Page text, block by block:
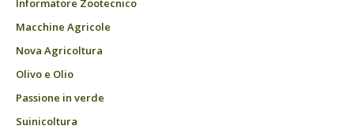
Informatore Zootecnico
Macchine Agricole
Nova Agricoltura
Olivo e Olio
Passione in verde
Suinicoltura